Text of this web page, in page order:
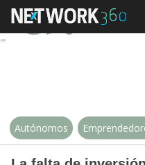
La
Autónomos